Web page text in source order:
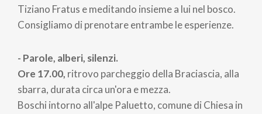
Tiziano Fratus e meditando insieme a lui nel bosco.
Consigliamo di prenotare entrambe le esperienze.
- Parole, alberi, silenzi.
Ore 17.00, ritrovo parcheggio della Braciascia, alla
sbarra, durata circa un'ora e mezza.
Boschi intorno all'alpe Paluetto, comune di Chiesa in